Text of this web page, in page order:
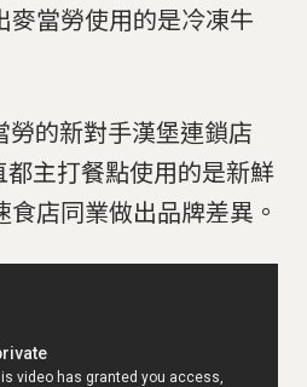
麥當勞使用的是冷凍牛
勞的新對手漢堡連鎖店
主打餐點使用的是新鮮
店同業做出品牌差異。